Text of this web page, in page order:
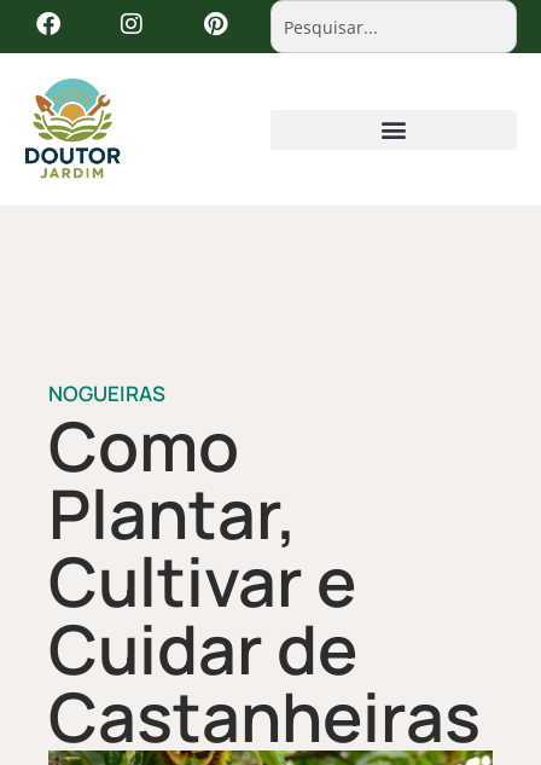
NOGUEIRAS
Como
Plantar,
Cultivar e
Cuidar de
Castanheiras